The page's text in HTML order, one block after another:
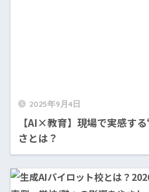
2025年9月4日
【AI×教育】現場で実感す
さとは？